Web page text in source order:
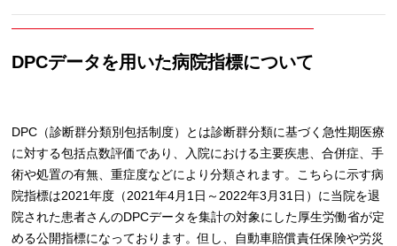
DPCデータを用いた病院指標について
DPC（診断群分類別包括制度）とは診断群分類に基づく急性期医療
に対する包括点数評価であり、入院における主要疾患、合併症、手
術や処置の有無、重症度などにより分類されます。こちらに示す病
院指標は2021年度（2021年4月1日～2022年3月31日）に当院を退
院された患者さんのDPCデータを集計の対象にした厚生労働省が定
める公開指標になっております。但し、自動車賠償責任保険や労災